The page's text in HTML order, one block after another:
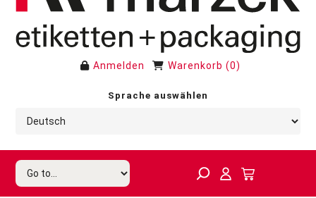
Anmelden Warenkorb (0)
Sprache auswählen